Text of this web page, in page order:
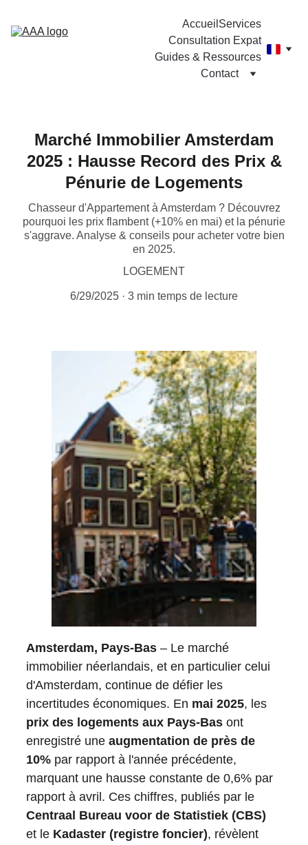
Accueil Services
Consultation Expat
Guides & Ressources
Contact
Marché Immobilier Amsterdam
2025 : Hausse Record des Prix &
Pénurie de Logements
Chasseur d'Appartement à Amsterdam ? Découvrez
pourquoi les prix flambent (+10% en mai) et la pénurie
s'aggrave. Analyse & conseils pour acheter votre bien
en 2025.
LOGEMENT
6/29/2025 3 min temps de lecture
Amsterdam, Pays-Bas – Le marché
immobilier néerlandais, et en particulier celui
d'Amsterdam, continue de défier les
incertitudes économiques. En mai 2025, les
prix des logements aux Pays-Bas ont
enregistré une augmentation de près de
10% par rapport à l'année précédente,
marquant une hausse constante de 0,6% par
rapport à avril. Ces chiffres, publiés par le
Centraal Bureau voor de Statistiek (CBS)
et le Kadaster (registre foncier), révèlent